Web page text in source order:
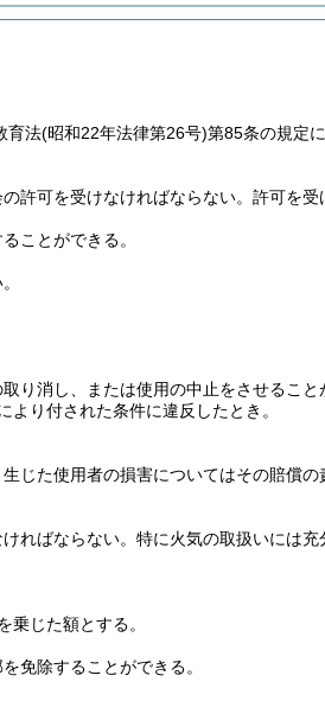
育法(昭和22年法律第26号)第85条の規定
許可を受けなければならない。 許可を受
ことができる。
り消し、または使用の中止をさせること
より付された条件に違反したとき。
じた使用者の損害についてはその賠償の
ればならない。 特に火気の取扱いには
乗じた額とする。
免除することができる。